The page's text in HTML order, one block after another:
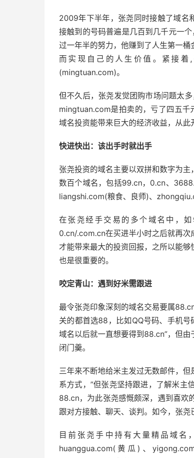
2009年下半年，张尧同时接触了域名
接触到的号码普遍是几百到几千元一
过一年半的努力，他赚到了人生第一
而实现自己的人生价值。紧接
(mingtuan.com)。
但不久后，张尧发觉团购市场问题太
mingtuan.com是拍卖的，亏了四五千
域名投资能带来巨大的经济收益，从此
快进快出：该出手时就出手
张尧投资的域名主要以双拼和数字为
数百个域名，包括99.cn，0.cn、
liangshi.com(粮食、良师)、
在张尧经手交易的多个域名中，
0.cn/.com.cn在买进半小时之后就再次
才能带来最大的投资回报，之所以能
也是很重要的。
咬定青山：遇到好米需跟进
最令张尧印象深刻的域名交易要属
关的都首选88，比如QQ号码、手机
域名以后就一直想要得到88.cn”，但
闭门羹。
三年来不断地给米主发过无数邮件，
系方式，”但张尧坚持跟进，了解米主
88.cn，为此张尧感慨颇深，遇到喜欢
跟对方接触、聊天、谈判。如今，张尧
目前张尧手中持有大量精品域名
huanggua.com(黄瓜)、